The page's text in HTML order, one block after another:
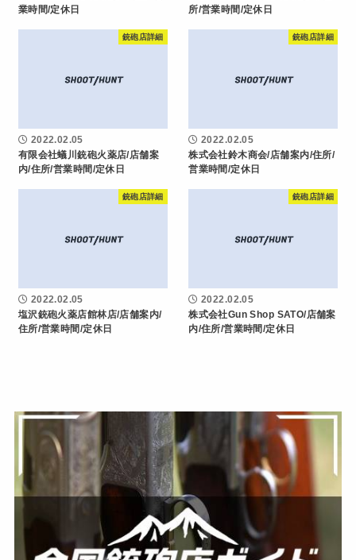
業時間/定休日
所/営業時間/定休日
銃砲店詳細
2022.02.05
有限会社蟻川銃砲火薬店/店舗案
内/住所/営業時間/定休日
銃砲店詳細
2022.02.05
株式会社鈴木商会/店舗案内/住所/
営業時間/定休日
銃砲店詳細
2022.02.05
塩沢銃砲火薬店館林店/店舗案内/
住所/営業時間/定休日
銃砲店詳細
2022.02.05
株式会社Gun Shop SATO/店舗案
内/住所/営業時間/定休日